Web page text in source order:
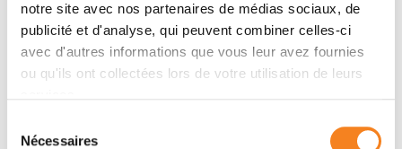
notre site avec nos partenaires de médias sociaux, de
publicité et d'analyse, qui peuvent combiner celles-ci
avec d'autres informations que vous leur avez fournies
ou qu'ils ont collectées lors de votre utilisation de leurs
Nécessaires